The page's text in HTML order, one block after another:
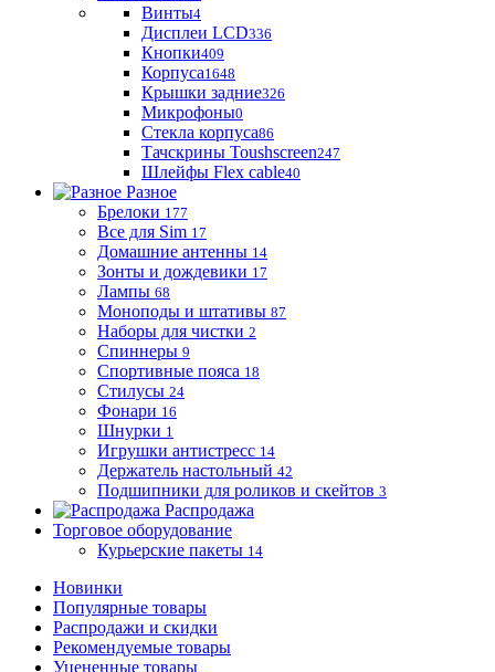
Винты4
Дисплеи LCD336
Кнопки409
Корпуса1648
Крышки задние326
Микрофоны0
Стекла корпуса86
Тачскрины Toushscreen247
Шлейфы Flex cable40
Разное
Брелоки 177
Все для Sim 17
Домашние антенны 14
Зонты и дождевики 17
Лампы 68
Моноподы и штативы 87
Наборы для чистки 2
Спиннеры 9
Спортивные пояса 18
Стилусы 24
Фонари 16
Шнурки 1
Игрушки антистресс 14
Держатель настольный 42
Подшипники для роликов и скейтов 3
Распродажа
Торговое оборудование
Курьерские пакеты 14
Новинки
Популярные товары
Распродажи и скидки
Рекомендуемые товары
Уцененные товары